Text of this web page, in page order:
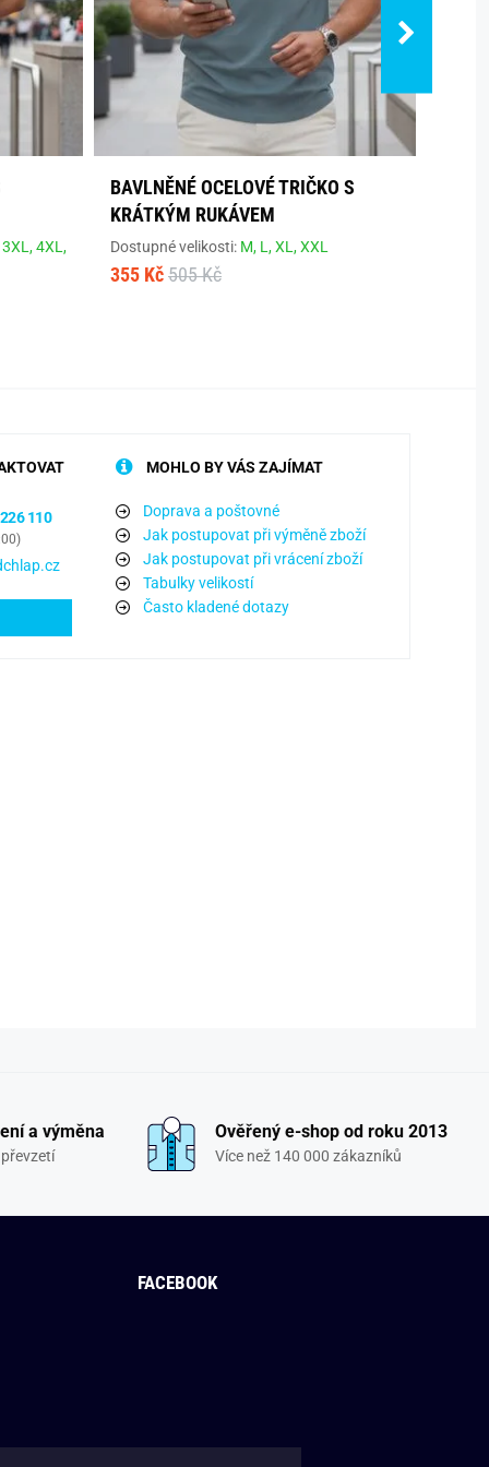
3XL,4XL,
BAVLNĚNÉ OCELOVÉ TRIČKO S
KRÁTKÝM RUKÁVEM
Dostupné velikosti: M, L,XL,XXL
355 Kč 505 Kč
110
MOHLO BY VÁS ZAJÍMAT
Doprava a poštovné
Jak postupovat při výměně zboží
Jak postupovat při vrácení zboží
Tabulky velikostí
Často kladené dotazy
a výměna Ověřený e-shop od roku 2013
Více než 140 000 zákazníků
FACEBOOK